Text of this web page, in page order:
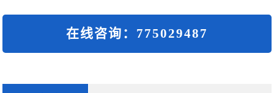
在线咨询：775029487